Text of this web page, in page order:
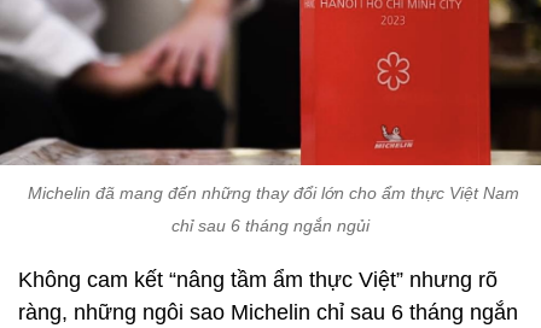
Michelin đã mang đến những thay đổi lớn cho ẩm thực Việt Nam
chỉ sau 6 tháng ngắn ngủi
Không cam kết “nâng tầm ẩm thực Việt” nhưng rõ
ràng, những ngôi sao Michelin chỉ sau 6 tháng ngắn